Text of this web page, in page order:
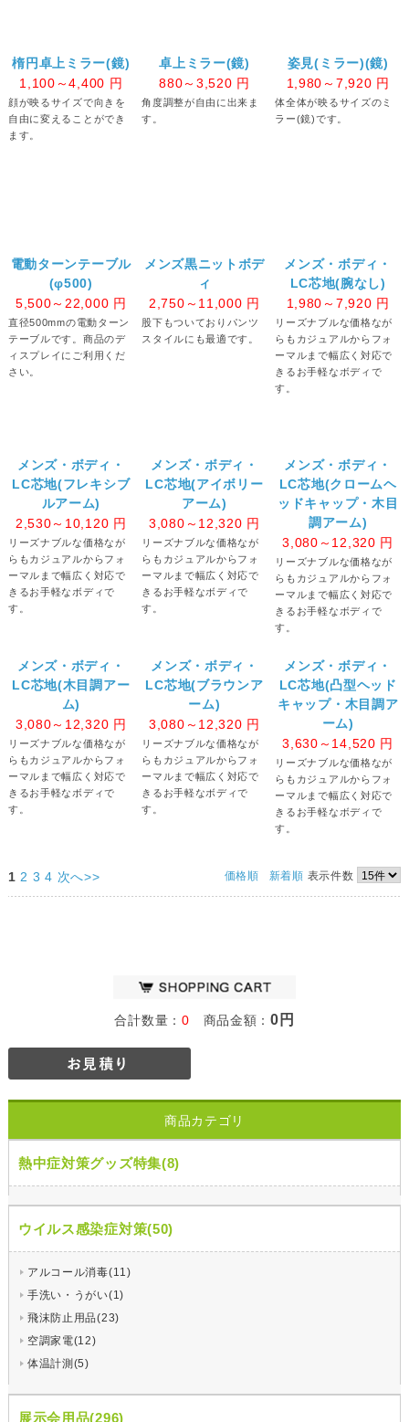
楕円卓上ミラー(鏡)
1,100～4,400 円
顔が映るサイズで向きを
自由に変えることができ
ます。
卓上ミラー(鏡)
880～3,520 円
角度調整が自由に出来ま
す。
姿見(ミラー)(鏡)
1,980～7,920 円
体全体が映るサイズのミ
ラー(鏡)です。
電動ターンテーブル
(φ500)
5,500～22,000 円
直径500mmの電動ターン
テーブルです。商品のデ
ィスプレイにご利用くだ
さい。
メンズ黒ニットボデ
ィ
2,750～11,000 円
股下もついておりパンツ
スタイルにも最適です。
メンズ・ボディ・
LC芯地(腕なし)
1,980～7,920 円
リーズナブルな価格なが
らもカジュアルからフォ
ーマルまで幅広く対応で
きるお手軽なボディで
す。
メンズ・ボディ・
LC芯地(フレキシブ
ルアーム)
2,530～10,120 円
リーズナブルな価格なが
らもカジュアルからフォ
ーマルまで幅広く対応で
きるお手軽なボディで
す。
メンズ・ボディ・
LC芯地(アイボリー
アーム)
3,080～12,320 円
リーズナブルな価格なが
らもカジュアルからフォ
ーマルまで幅広く対応で
きるお手軽なボディで
す。
メンズ・ボディ・
LC芯地(クロームヘ
ッドキャップ・木目
調アーム)
3,080～12,320 円
リーズナブルな価格なが
らもカジュアルからフォ
ーマルまで幅広く対応で
きるお手軽なボディで
す。
メンズ・ボディ・
LC芯地(木目調アー
ム)
3,080～12,320 円
リーズナブルな価格なが
らもカジュアルからフォ
ーマルまで幅広く対応で
きるお手軽なボディで
す。
メンズ・ボディ・
LC芯地(ブラウンア
ーム)
3,080～12,320 円
リーズナブルな価格なが
らもカジュアルからフォ
ーマルまで幅広く対応で
きるお手軽なボディで
す。
メンズ・ボディ・
LC芯地(凸型ヘッド
キャップ・木目調ア
ーム)
3,630～14,520 円
リーズナブルな価格なが
らもカジュアルからフォ
ーマルまで幅広く対応で
きるお手軽なボディで
す。
価格順 新着順 表示件数
1 2 3 4 次へ>>
合計数量： 0 商品金額：0円
商品カテゴリ
熱中症対策グッズ特集(8)
ウイルス感染症対策(50)
アルコール消毒(11)
手洗い・うがい(1)
飛沫防止用品(23)
空調家電(12)
体温計測(5)
展示会用品(296)